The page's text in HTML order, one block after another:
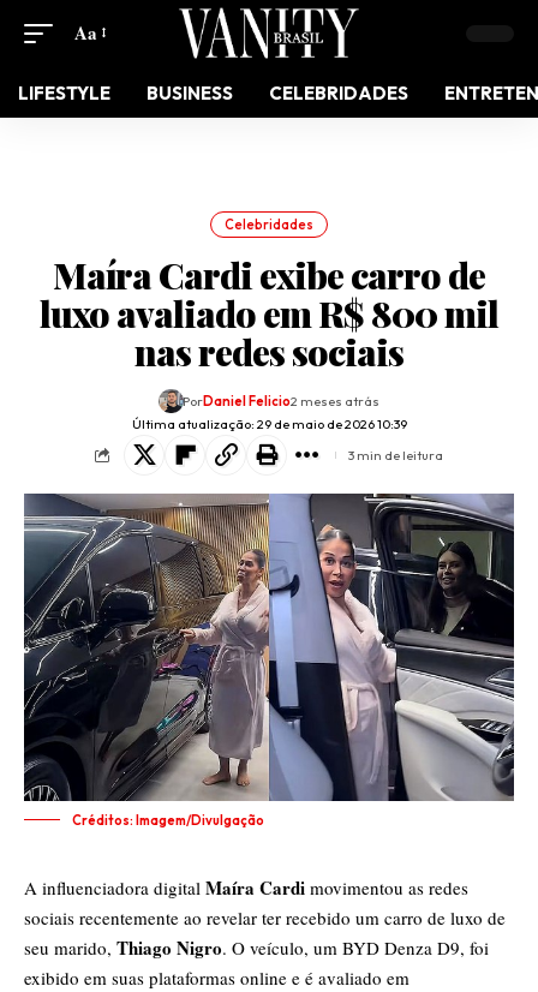
Aa
LIFESTYLE BUSINESS CELEBRIDADES
Celebridades
Maíra Cardi exibe carro de
luxo avaliado em R$ 800 mil
nas redes sociais
Última atualização: 29 de maio de 2026 10:39
PorDaniel Felicio2 meses atrás
3 min de leitura
Créditos: Imagem/Divulgação
A influenciadora digital Maíra Cardi movimentou as redes
sociais recentemente ao revelar ter recebido um carro de luxo de
seu marido, Thiago Nigro. O veículo, um BYD Denza D9, foi
exibido em suas plataformas online e é avaliado em